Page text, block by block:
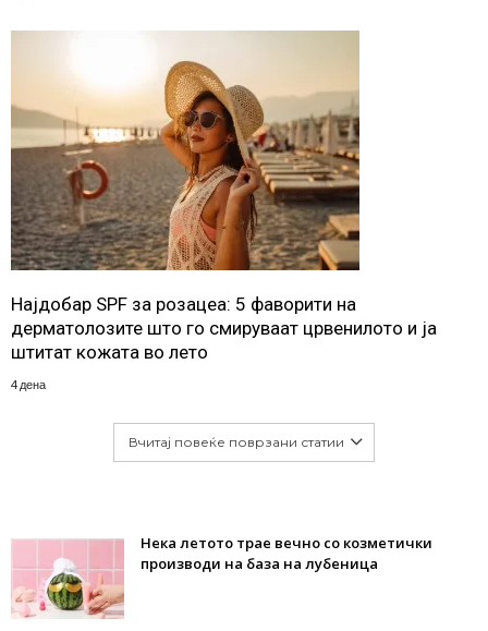
Најдобар SPF за розацеа: 5 фаворити на
дерматолозите што го смируваат црвенилото и ја
штитат кожата во лето
4 дена
Вчитај повеќе поврзани статии
Нека летото трае вечно со козметички
производи на база на лубеница